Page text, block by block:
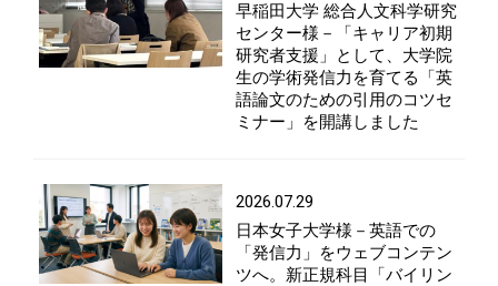
早稲田大学 総合人文科学研究
センター様－「キャリア初期
研究者支援」として、大学院
生の学術発信力を育てる「英
語論文のための引用のコツセ
ミナー」を開講しました
2026.07.29
日本女子大学様－英語での
「発信力」をウェブコンテン
ツへ。新正規科目「バイリン